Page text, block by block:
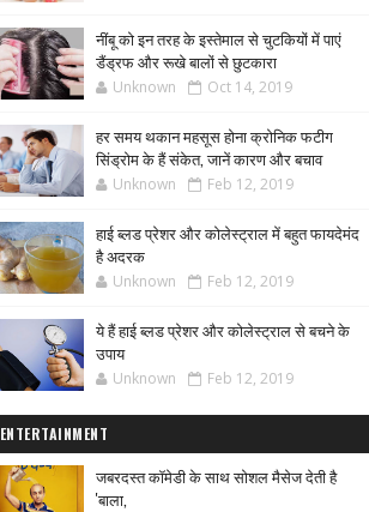
नींबू को इन तरह के इस्तेमाल से चुटकियों में पाएं
डैंड्रफ और रूखे बालों से छुटकारा
Unknown Oct 14, 2019
हर समय थकान महसूस होना क्रोनिक फटीग
सिंड्रोम के हैं संकेत, जानें कारण और बचाव
Unknown Feb 12, 2019
हाई ब्लड प्रेशर और कोलेस्ट्राल में बहुत फायदेमंद
है अदरक
Unknown Feb 12, 2019
ये हैं हाई ब्लड प्रेशर और कोलेस्ट्राल से बचने के
उपाय
Unknown Feb 12, 2019
ENTERTAINMENT
जबरदस्त कॉमेडी के साथ सोशल मैसेज देती है
'बाला,